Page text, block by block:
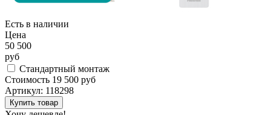
Есть в наличии
Цена
50 500
руб
Стандартный монтаж
Стоимость 19 500 руб
Артикул: 118298